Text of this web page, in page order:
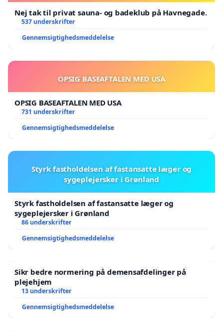
Nej tak til privat sauna- og badeklub på Havnegade.
537 underskrifter
Gennemsigtighedsmeddelelse
OPSIG BASEAFTALEN MED USA
OPSIG BASEAFTALEN MED USA
731 underskrifter
Gennemsigtighedsmeddelelse
Styrk fastholdelsen af fastansatte læger og
sygeplejersker i Grønland
Styrk fastholdelsen af fastansatte læger og
sygeplejersker i Grønland
86 underskrifter
Gennemsigtighedsmeddelelse
Sikr bedre normering på demensafdelinger på
plejehjem
13 underskrifter
Gennemsigtighedsmeddelelse